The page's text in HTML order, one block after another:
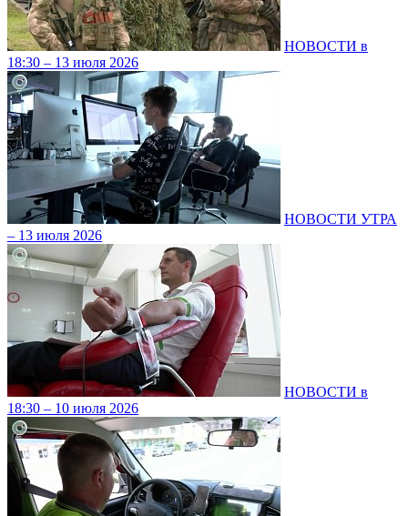
НОВОСТИ в
18:30 – 13 июля 2026
НОВОСТИ УТРА
– 13 июля 2026
НОВОСТИ в
18:30 – 10 июля 2026